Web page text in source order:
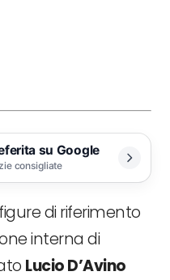
su Google
consigliate
di riferimento
interna di
Lucio D’Avino